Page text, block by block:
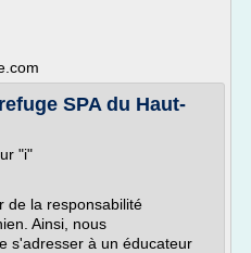
SPA du Haut-
"i"
de la responsabilité
Ainsi, nous
s'adresser à un éducateur